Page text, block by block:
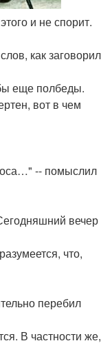
и не спорит.
как заговорил
еще полбеды.
вот в чем
-- помыслил
вечер
что,
перебил
В частности же,